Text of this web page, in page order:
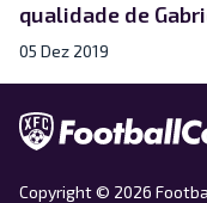
qualidade de
05 Dez 2019
Copyright © 2026